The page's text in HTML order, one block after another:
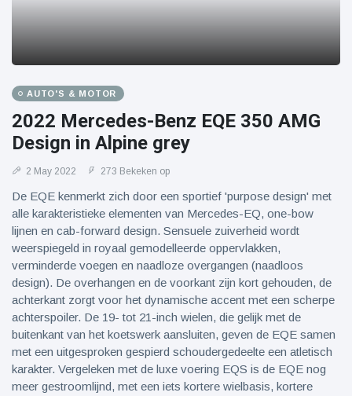
AUTO'S & MOTOR
2022 Mercedes-Benz EQE 350 AMG
Design in Alpine grey
2 May 2022 273 Bekeken op
De EQE kenmerkt zich door een sportief 'purpose design' met
alle karakteristieke elementen van Mercedes-EQ, one-bow
lijnen en cab-forward design. Sensuele zuiverheid wordt
weerspiegeld in royaal gemodelleerde oppervlakken,
verminderde voegen en naadloze overgangen (naadloos
design). De overhangen en de voorkant zijn kort gehouden, de
achterkant zorgt voor het dynamische accent met een scherpe
achterspoiler. De 19- tot 21-inch wielen, die gelijk met de
buitenkant van het koetswerk aansluiten, geven de EQE samen
met een uitgesproken gespierd schoudergedeelte een atletisch
karakter. Vergeleken met de luxe voering EQS is de EQE nog
meer gestroomlijnd, met een iets kortere wielbasis, kortere